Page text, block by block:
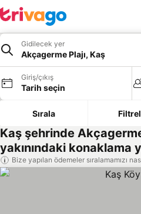
Gidilecek yer
Akçagerme Plajı, Kaş
Giriş/çıkış
Tarih seçin
Sırala
Kaş şehrinde
yakınındaki konaklama
Bize yapılan ödemeler sıralamamızı